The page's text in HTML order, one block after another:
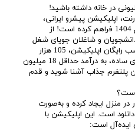
اپلیکیشن پیشرو ایرانی،
فرصتی بی‌نظیر برای همه اقشار در سال 1404 فراهم کرده است! از
دانشجویان و شاغلان جویای شغل
دوم، کارنت به شما امکان می‌دهد با نصب رایگان اپلیکیشن، 105 هزار
تومان پاداش اولیه بگیرید و با روش‌های ساده، به درآمد حداقل 18 میلیون
پلتفرم جذاب آشنا شوید و قدم
برای کار در منزل ایجاد کرده و به‌صورت
دانلود است. این اپلیکیشن با
ایده‌آل است: